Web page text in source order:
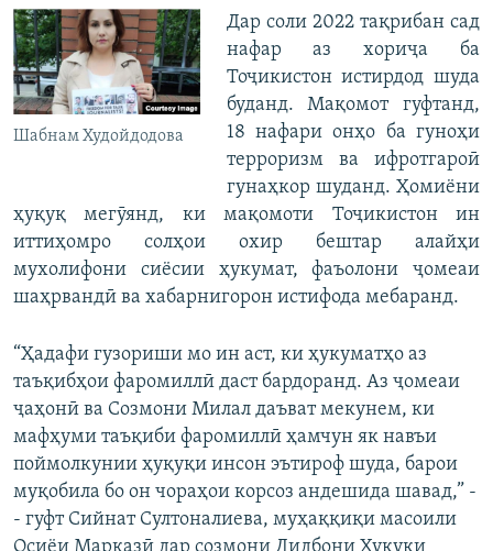
Шабнам Худойдодова
Дар соли 2022 тақрибан сад
нафар аз хориҷа ба
Тоҷикистон истирдод шуда
буданд. Мақомот гуфтанд,
18 нафари онҳо ба гуноҳи
терроризм ва ифротгароӣ
гунаҳкор шуданд. Ҳомиёни
ҳуқуқ мегӯянд, ки мақомоти Тоҷикистон ин
иттиҳомро солҳои охир бештар алайҳи
мухолифони сиёсии ҳукумат, фаъолони ҷомеаи
шаҳрвандӣ ва хабарнигорон истифода мебаранд.
“Ҳадафи гузориши мо ин аст, ки ҳукуматҳо аз
таъқибҳои фаромиллӣ даст бардоранд. Аз ҷомеаи
ҷаҳонӣ ва Созмони Милал даъват мекунем, ки
мафҳуми таъқиби фаромиллӣ ҳамчун як навъи
поймолкунии ҳуқуқи инсон эътироф шуда, барои
муқобила бо он чораҳои корсоз андешида шавад,” -
- гуфт Сийнат Султоналиева, муҳаққиқи масоили